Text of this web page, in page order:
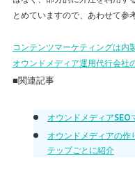
とめていますので、あわせて参
コンテンツマーケティングは内
オウンドメディア運用代行会社
■関連記事
オウンドメディア
オウンドメディアの作
テップごとに紹介